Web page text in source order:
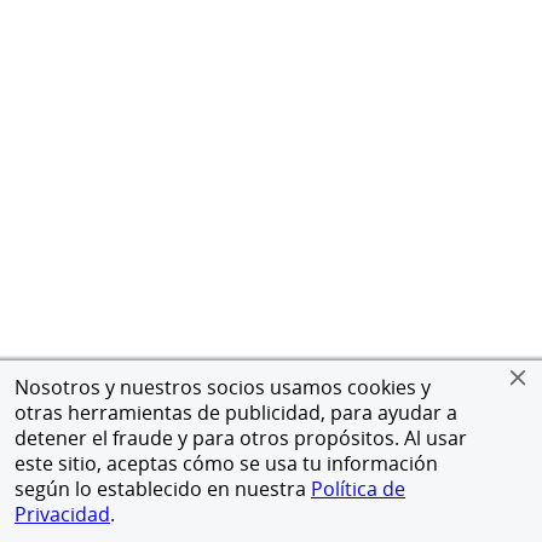
Nosotros y nuestros socios usamos cookies y
otras herramientas de publicidad, para ayudar a
detener el fraude y para otros propósitos. Al usar
este sitio, aceptas cómo se usa tu información
según lo establecido en nuestra Política de
Privacidad.